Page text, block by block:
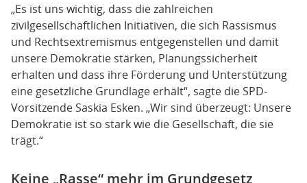
„Es ist uns wichtig, dass die zahlreichen
zivilgesellschaftlichen Initiativen, die sich Rassismus
und Rechtsextremismus entgegenstellen und damit
unsere Demokratie stärken, Planungssicherheit
erhalten und dass ihre Förderung und Unterstützung
eine gesetzliche Grundlage erhält“, sagte die SPD-
Vorsitzende Saskia Esken. „Wir sind überzeugt: Unsere
Demokratie ist so stark wie die Gesellschaft, die sie
trägt.“
Keine „Rasse“ mehr im Grundgesetz